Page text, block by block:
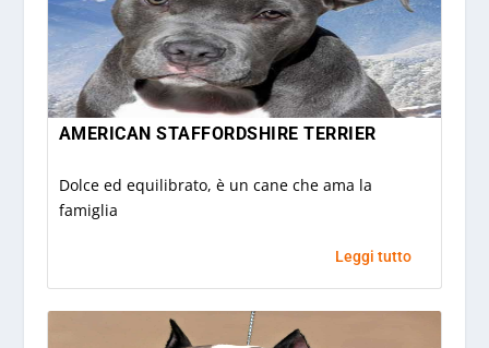
AMERICAN STAFFORDSHIRE TERRIER
Dolce ed equilibrato, è un cane che ama la
famiglia
Leggi tutto